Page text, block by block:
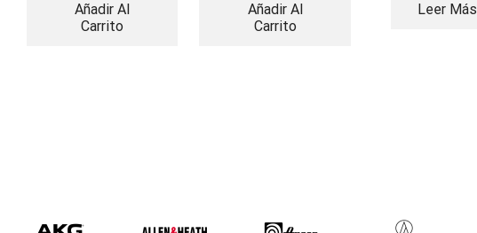
Añadir Al
Carrito
Añadir Al
Carrito
Leer Más